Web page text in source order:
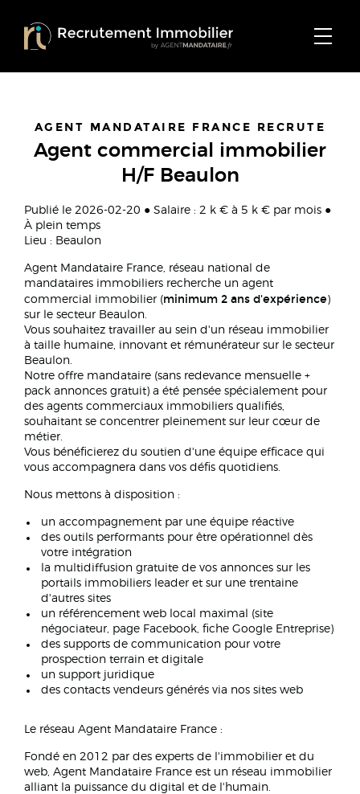
AGENT MANDATAIRE FRANCE RECRUTE
Agent commercial immobilier
H/F Beaulon
Publié le 2026-02-20 ● Salaire : 2 k € à 5 k € par mois ●
À plein temps
Lieu : Beaulon
Agent Mandataire France, réseau national de
mandataires immobiliers recherche un agent
commercial immobilier (minimum 2 ans d'expérience )
sur le secteur Beaulon.
Vous souhaitez travailler au sein d'un réseau immobilier
à taille humaine, innovant et rémunérateur sur le secteur
Beaulon.
Notre offre mandataire (sans redevance mensuelle +
pack annonces gratuit) a été pensée spécialement pour
des agents commerciaux immobiliers qualifiés,
souhaitant se concentrer pleinement sur leur cœur de
métier.
Vous bénéficierez du soutien d'une équipe efficace qui
vous accompagnera dans vos défis quotidiens.
Nous mettons à disposition :
un accompagnement par une équipe réactive
des outils performants pour être opérationnel dès
votre intégration
la multidiffusion gratuite de vos annonces sur les
portails immobiliers leader et sur une trentaine
d'autres sites
un référencement web local maximal (site
négociateur, page Facebook, fiche Google Entreprise)
des supports de communication pour votre
prospection terrain et digitale
un support juridique
des contacts vendeurs générés via nos sites web
Le réseau Agent Mandataire France :
Fondé en 2012 par des experts de l'immobilier et du
web, Agent Mandataire France est un réseau immobilier
alliant la puissance du digital et de l'humain.